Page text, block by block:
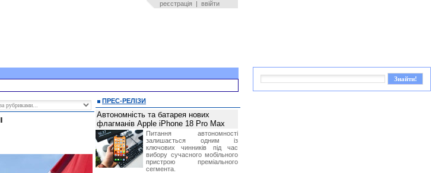
реєстрація | ввійти
ПРЕС-РЕЛІЗИ
Автономність та батарея нових
флагманів Apple iPhone 18 Pro Max
Питання автономності
залишається одним із
ключових чинників під час
вибору сучасного мобільного
пристрою преміального
сегмента.